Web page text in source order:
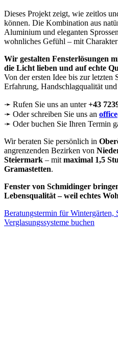
Dieses Projekt zeigt, wie zeitlos
können. Die Kombination aus
Aluminium und eleganten
wohnliches Gefühl – mit
Wir gestalten Fensterlösungen
die Licht lieben und auf echte
Von der ersten Idee bis zur
Erfahrung, Handschlagqualität
➛ Rufen Sie uns an unter+43
➛ Oder schreiben Sie uns an
➛ Oder buchen Sie Ihren Termin
Wir beraten Sie persönlich in
angrenzenden Bezirken von
Steiermark – mit maximal 1,5
Gramastetten.
Fenster von Schmidinger
Lebensqualität – weil echtes
Beratungstermin für Wintergärten,
Verglasungssysteme buchen